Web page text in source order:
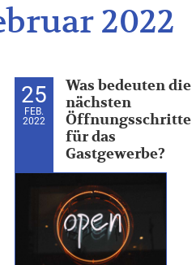
2022
25
FEB.
2022
Was bedeuten die
nächsten
Öffnungsschritte
für das
Gastgewerbe?